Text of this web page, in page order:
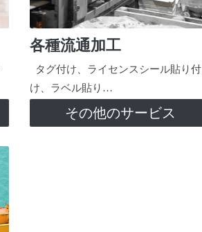
各種流通加工
タグ付け、ライセンスシール貼り付
け、ラベル貼り…
その他のサービス